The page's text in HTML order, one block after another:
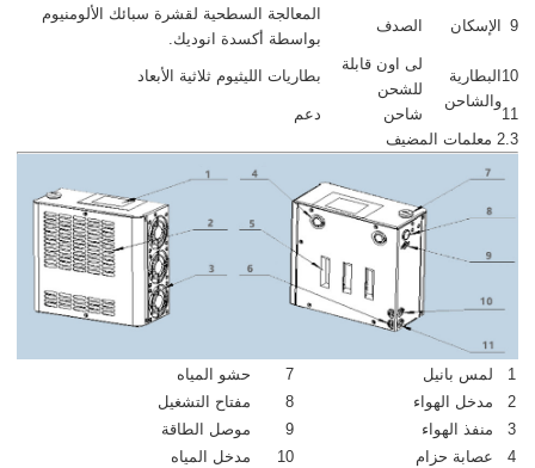
9 الإسكان الصدف
المعالجة السطحية لقشرة سبائك الألومنيوم
بواسطة أكسدة انوديك.
10 البطارية
والشاحن
لى اون قابلة
للشحن
بطاريات الليثيوم ثلاثية الأبعاد
11 شاحن
دعم
2.3 معلمات المضيف
1 لمس بانيل 7
حشو المياه
2
مدخل الهواء 8
مفتاح التشغيل
3
منفذ الهواء 9
موصل الطاقة
4
عصابة حزام 10
مدخل المياه